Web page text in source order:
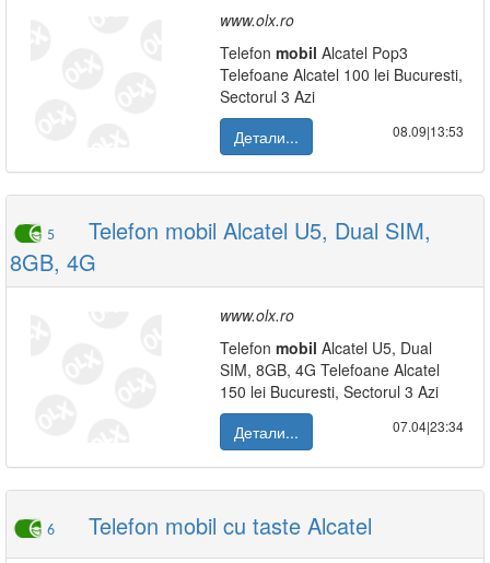
www.olx.ro
Telefon mobil Alcatel Pop3
Telefoane Alcatel 100 lei Bucuresti,
Sectorul 3 Azi
Детали...
08.09|13:53
5
Telefon mobil Alcatel U5, Dual SIM,
8GB, 4G
www.olx.ro
Telefon mobil Alcatel U5, Dual
SIM, 8GB, 4G Telefoane Alcatel
150 lei Bucuresti, Sectorul 3 Azi
Детали...
07.04|23:34
6 Telefon mobil cu taste Alcatel